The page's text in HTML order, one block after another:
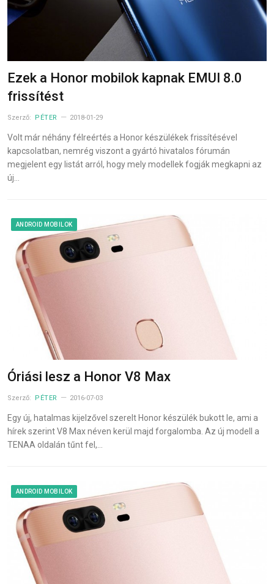
Ezek a Honor mobilok kapnak EMUI 8.0
frissítést
Szerző: PÉTER 2018-01-29
Volt már néhány félreértés a Honor készülékek frissítésével
kapcsolatban, nemrég viszont a gyártó hivatalos fórumán
megjelent egy listát arról, hogy mely modellek fogják megkapni az
új…
ANDROID MOBILOK
Óriási lesz a Honor V8 Max
Szerző: PÉTER 2016-07-03
Egy új, hatalmas kijelzővel szerelt Honor készülék bukott le, ami a
hírek szerint V8 Max néven kerül majd forgalomba. Az új modell a
TENAA oldalán tűnt fel,…
ANDROID MOBILOK